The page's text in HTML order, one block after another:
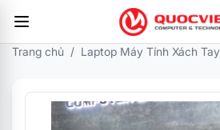
Trang chủ / Laptop Máy Tính Xách Tay